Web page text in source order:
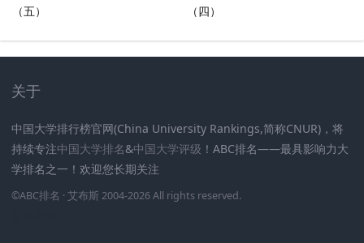
（五）
（四）
关于
中国大学排行榜官网(China University Rankings,简称CNUR)，将
持续专注中国大学排名&中国大学评级 ！ABC排名——最具影响力大
学排名之一！欢迎您长期关注
©ABC排名 · 艾布斯 2004-2026 All rights reserved.